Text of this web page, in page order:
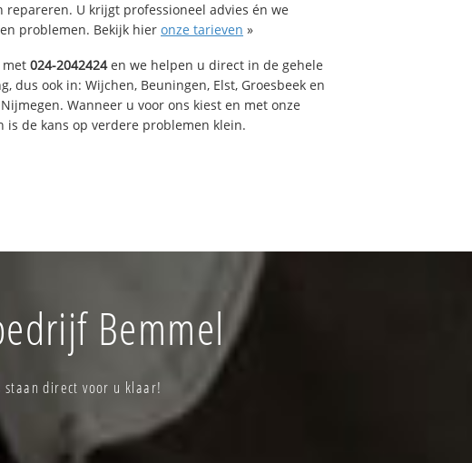
repareren. U krijgt professioneel advies én we
problemen. Bekijk hier onze tarieven »
met 024-2042424en we helpen u direct in de gehele
dus ook in: Wijchen, Beuningen, Elst, Groesbeek en
Wanneer u voor ons kiest en met onze
is de kans op verdere problemen klein.
Bemmel
staan direct voor u klaar!